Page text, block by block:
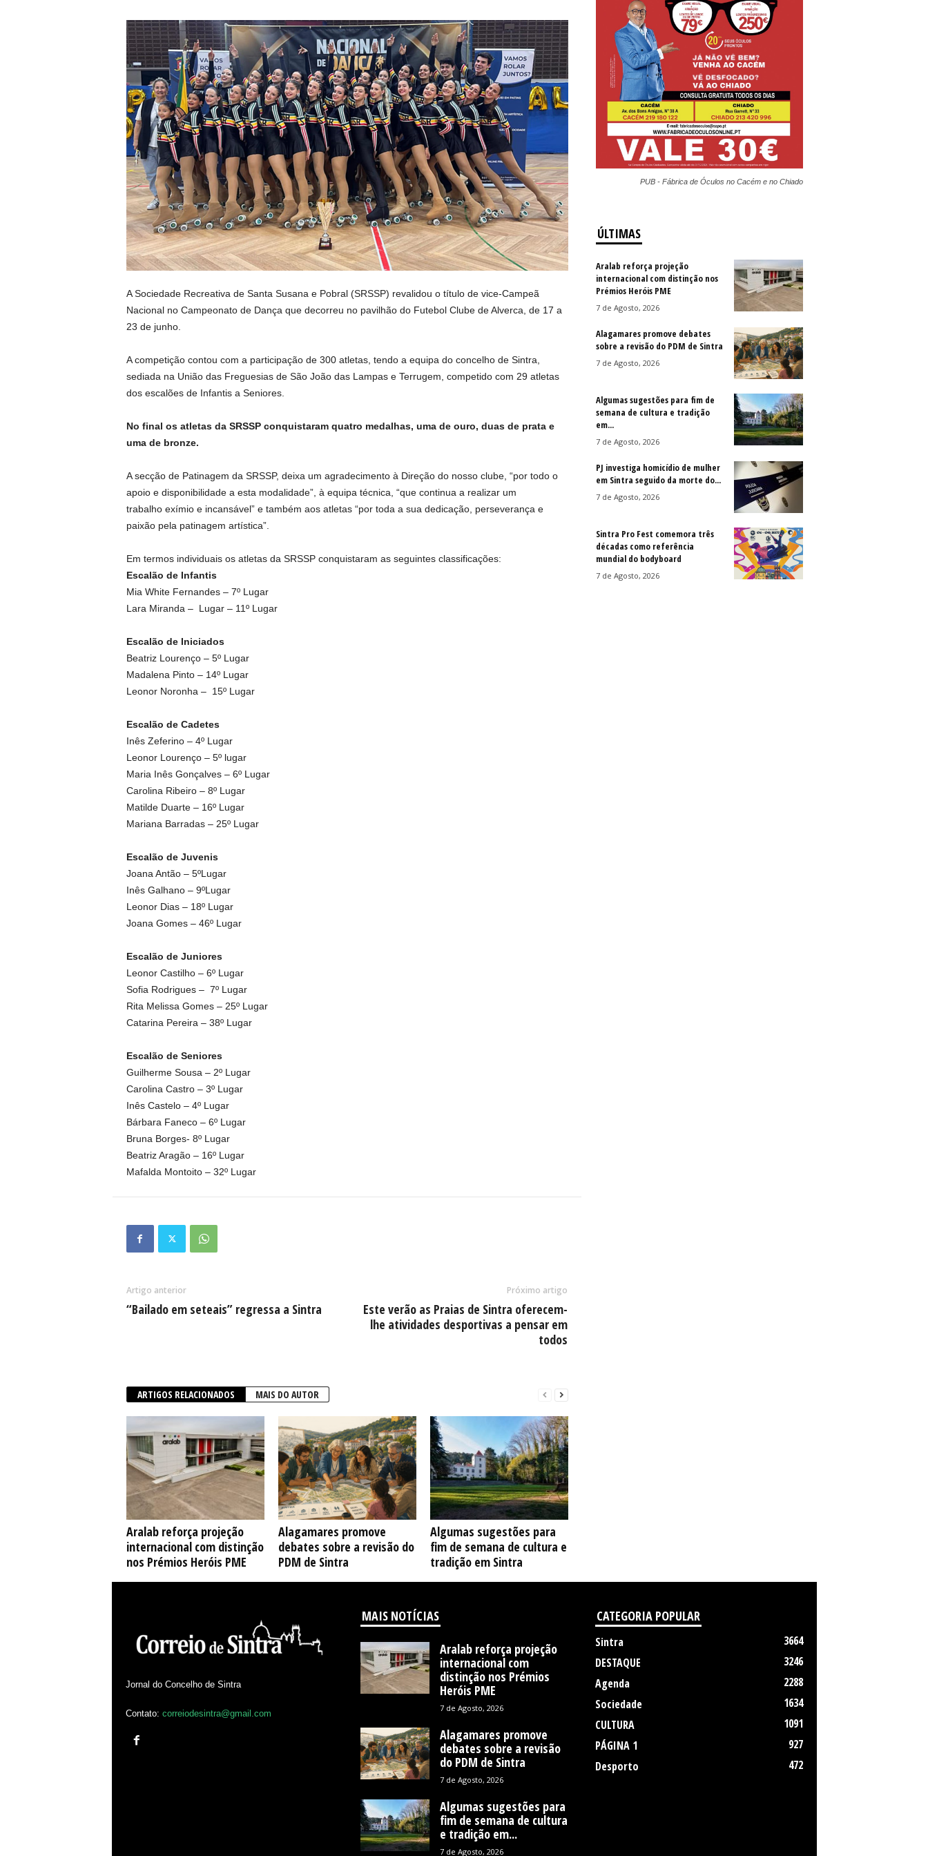
A Sociedade Recreativa de Santa Susana e Pobral (SRSSP) revalidou o título de vice-Campeã
Nacional no Campeonato de Dança que decorreu no pavilhão do Futebol Clube de Alverca, de 17 a
23 de junho.
A competição contou com a participação de 300 atletas, tendo a equipa do concelho de Sintra,
sediada na União das Freguesias de São João das Lampas e Terrugem, competido com 29 atletas
dos escalões de Infantis a Seniores.
No final os atletas da SRSSP conquistaram quatro medalhas, uma de ouro, duas de prata e
uma de bronze.
A secção de Patinagem da SRSSP, deixa um agradecimento à Direção do nosso clube, “por todo o
apoio e disponibilidade a esta modalidade”, à equipa técnica, “que continua a realizar um
trabalho exímio e incansável” e também aos atletas “por toda a sua dedicação, perseverança e
paixão pela patinagem artística”.
Em termos individuais os atletas da SRSSP conquistaram as seguintes classificações:
Escalão de Infantis
Mia White Fernandes – 7º Lugar
Lara Miranda – Lugar – 11º Lugar
Escalão de Iniciados
Beatriz Lourenço – 5º Lugar
Madalena Pinto – 14º Lugar
Leonor Noronha – 15º Lugar
Escalão de Cadetes
Inês Zeferino – 4º Lugar
Leonor Lourenço – 5º lugar
Maria Inês Gonçalves – 6º Lugar
Carolina Ribeiro – 8º Lugar
Matilde Duarte – 16º Lugar
Mariana Barradas – 25º Lugar
Escalão de Juvenis
Joana Antão – 5ºLugar
Inês Galhano – 9ºLugar
Leonor Dias – 18º Lugar
Joana Gomes – 46º Lugar
Escalão de Juniores
Leonor Castilho – 6º Lugar
Sofia Rodrigues – 7º Lugar
Rita Melissa Gomes – 25º Lugar
Catarina Pereira – 38º Lugar
Escalão de Seniores
Guilherme Sousa – 2º Lugar
Carolina Castro – 3º Lugar
Inês Castelo – 4º Lugar
Bárbara Faneco – 6º Lugar
Bruna Borges- 8º Lugar
Beatriz Aragão – 16º Lugar
Mafalda Montoito – 32º Lugar
Artigo anterior
“Bailado em seteais” regressa a Sintra
Próximo artigo
Este verão as Praias de Sintra oferecem-
lhe atividades desportivas a pensar em
todos
ARTIGOS RELACIONADOS MAIS DO AUTOR
Aralab reforça projeção
internacional com distinção
nos Prémios Heróis PME
Alagamares promove
debates sobre a revisão do
PDM de Sintra
Algumas sugestões para
fim de semana de cultura e
tradição em Sintra
PUB - Fábrica de Óculos no Cacém e no Chiado
ÚLTIMAS
Aralab reforça projeção
internacional com distinção nos
Prémios Heróis PME
7 de Agosto, 2026
Alagamares promove debates
sobre a revisão do PDM de Sintra
7 de Agosto, 2026
Algumas sugestões para fim de
semana de cultura e tradição
em...
7 de Agosto, 2026
PJ investiga homicídio de mulher
em Sintra seguido da morte do...
7 de Agosto, 2026
Sintra Pro Fest comemora três
décadas como referência
mundial do bodyboard
7 de Agosto, 2026
Jornal do Concelho de Sintra
Contato: correiodesintra@gmail.com
MAIS NOTÍCIAS
Aralab reforça projeção
internacional com
distinção nos Prémios
Heróis PME
7 de Agosto, 2026
Alagamares promove
debates sobre a revisão
do PDM de Sintra
7 de Agosto, 2026
Algumas sugestões para
fim de semana de cultura
e tradição em...
7 de Agosto, 2026
CATEGORIA POPULAR
Sintra
3664
DESTAQUE
3246
Agenda
2288
Sociedade
1634
CULTURA
1091
PÁGINA 1
927
Desporto
472